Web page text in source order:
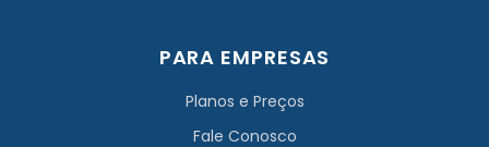
PARA EMPRESAS
Planos e Preços
Fale Conosco